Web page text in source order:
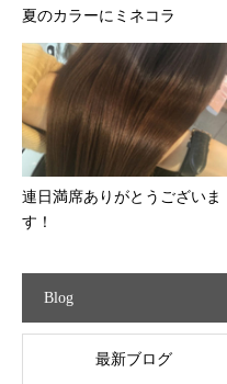
夏のカラーにミネコラ
連日満席ありがとうございま
す！
Blog
最新ブログ